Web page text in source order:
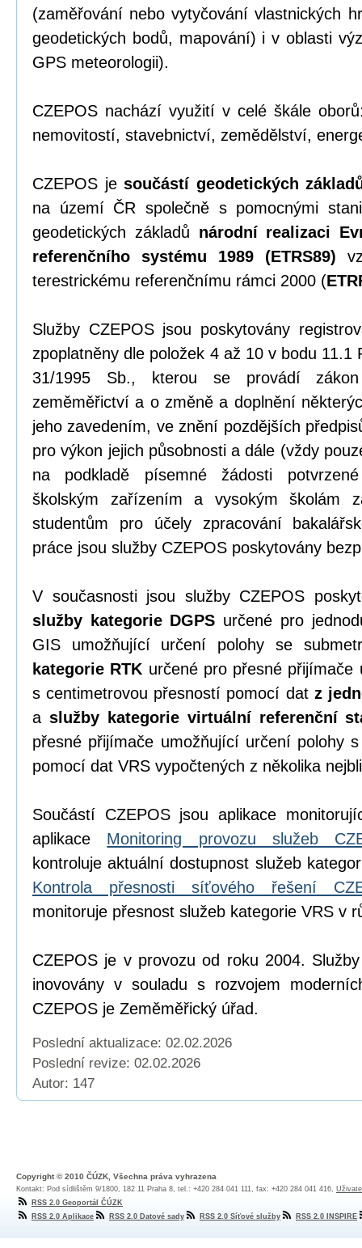
(zaměřování nebo vytyčování vlastnických
geodetických bodů, mapování) i v oblasti
GPS meteorologii).
CZEPOS nachází využití v celé škále
nemovitostí, stavebnictví, zemědělství,
CZEPOS jesoučástí geodetických
na území ČR společně s pomocnými
geodetických základů národní realizaci
referenčního systému 1989 (ETRS89)
terestrickému referenčnímu rámci 2000 (
Služby CZEPOS jsou poskytovány
zpoplatněny dle položek 4 až 10 v bodu 11.1
31/1995 Sb., kterou se provádí
zeměměřictví a o změně a doplnění
jeho zavedením, ve znění pozdějších
pro výkon jejich působnosti a dále (vždy
na podkladě písemné žádosti
školským zařízením a vysokým školám
studentům pro účely zpracování
práce jsou služby CZEPOS poskytovány
V současnosti jsou služby CZEPOS
služby kategorie DGPS určené pro
GIS umožňující určení polohy se
kategorie RTK určené pro přesné
s centimetrovou přesností pomocí dat z
a služby kategorie virtuální referenční
přesné přijímače umožňující určení polohy
pomocí dat VRS vypočtených z několika
Součástí CZEPOS jsou aplikace
aplikace Monitoring provozu služeb
kontroluje aktuální dostupnost služeb
Kontrola přesnosti síťového řešení
monitoruje přesnost služeb kategorie VRS v
CZEPOS je v provozu od roku 2004.
inovovány v souladu s rozvojem
CZEPOS je Zeměměřický úřad.
Poslední aktualizace: 02.02.2026
Poslední revize: 02.02.2026
Autor: 147
Copyright © 2010 ČÚZK, Všechna práva vyhrazena
Kontakt: Pod sídlištěm 9/1800, 182 11 Praha 8, tel.: +420 284 041 111, fax: +420 284 041 416,
RSS 2.0 Geoportál ČÚZK
RSS 2.0 Aplikace
RSS 2.0 Datové sady RSS 2.0 Síťové služby RSS 2.0 INSPIRE